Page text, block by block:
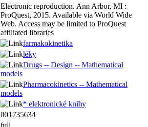
Electronic reproduction. Ann Arbor, MI :
ProQuest, 2015. Available via World Wide
Web. Access may be limited to ProQuest
affiliated libraries
farmakokinetika
léky
Drugs -- Design -- Mathematical
models
Pharmacokinetics -- Mathematical
models
* elektronické knihy
001735634
full